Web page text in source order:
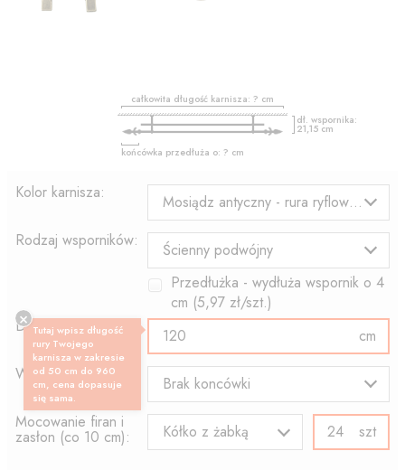
całkowita długość karnisza: ? cm
dł. wspornika:
21,15 cm
końcówka przedłuża o: ? cm
Kolor karnisza:
Mosiądz antyczny - rura ryflowana
Rodzaj wsporników:
Ścienny podwójny
Przedłużka - wydłuża wspornik o 4
cm (5,97zł/szt.)
Długość rury:
cm
Wzór końcówki:
Brak koncówki
Mocowanie firan i
zasłon (co 10 cm): Kółko z żabką szt
Tutaj wpisz długość
rury Twojego
karnisza w zakresie
od 50 cm do 960
cm, cena dopasuje
się sama.